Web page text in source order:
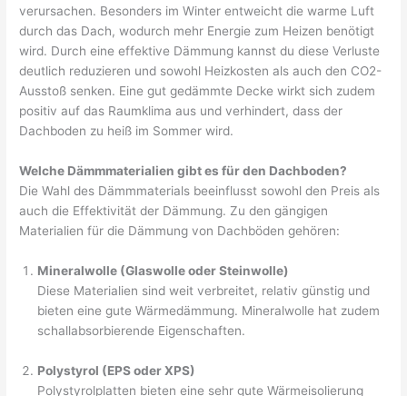
verursachen. Besonders im Winter entweicht die warme Luft
durch das Dach, wodurch mehr Energie zum Heizen benötigt
wird. Durch eine effektive Dämmung kannst du diese Verluste
deutlich reduzieren und sowohl Heizkosten als auch den CO2-
Ausstoß senken. Eine gut gedämmte Decke wirkt sich zudem
positiv auf das Raumklima aus und verhindert, dass der
Dachboden zu heiß im Sommer wird.
Welche Dämmmaterialien gibt es für den Dachboden?
Die Wahl des Dämmmaterials beeinflusst sowohl den Preis als
auch die Effektivität der Dämmung. Zu den gängigen
Materialien für die Dämmung von Dachböden gehören:
Mineralwolle (Glaswolle oder Steinwolle)
Diese Materialien sind weit verbreitet, relativ günstig und
bieten eine gute Wärmedämmung. Mineralwolle hat zudem
schallabsorbierende Eigenschaften.
Polystyrol (EPS oder XPS)
Polystyrolplatten bieten eine sehr gute Wärmeisolierung